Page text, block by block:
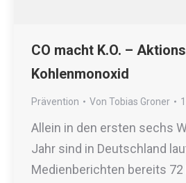
CO macht K.O. –
Kohlenmonoxid
Prävention Von Tobias Groner
Allein in den ersten sechs
Jahr sind in Deutschland
Medienberichten bereits